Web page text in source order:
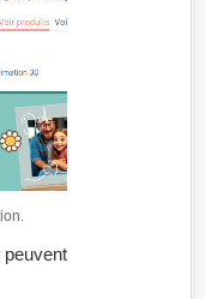
peuvent